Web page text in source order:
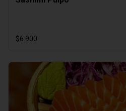
$6.900